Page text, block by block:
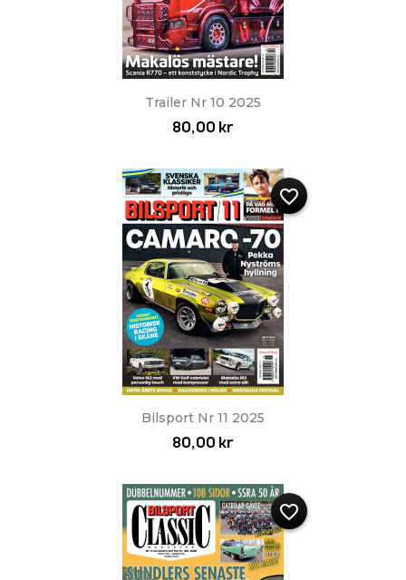
Trailer Nr 10 2025
80,00 kr
Bilsport Nr 11 2025
80,00 kr
favorite_border
favorite_border